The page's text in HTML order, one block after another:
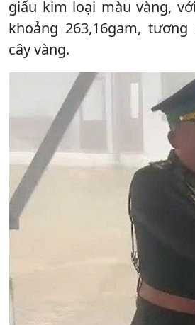
giấu kim loại màu vàng,
khoảng 263,16gam,
cây vàng.